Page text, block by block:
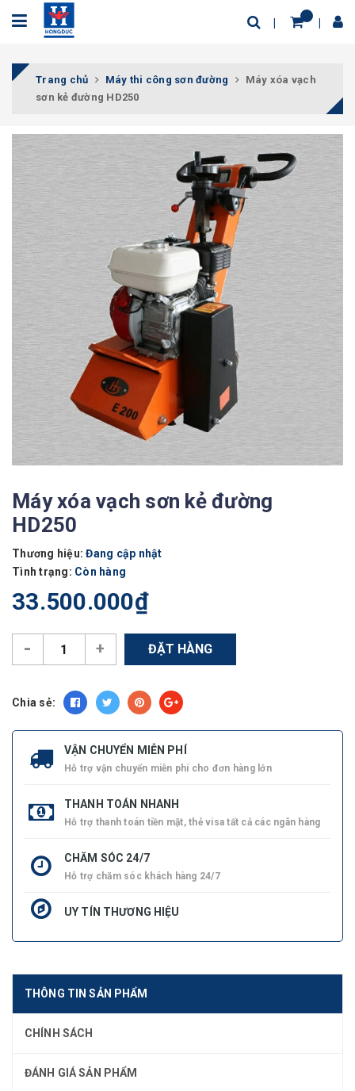
Trang chủ Máy thi công sơn đường
Máy xóa vạch
sơn kẻ đường HD250
Máy xóa vạch sơn kẻ đường
HD250
Thương hiệu: Đang cập nhật
Tình trạng: Còn hàng
33.500.000₫
- + ĐẶT HÀNG
Chia sẻ:
VẬN CHUYỂN MIỄN PHÍ
Hỗ trợ vận chuyển miễn phí cho đơn hàng lớn
THANH TOÁN NHANH
Hỗ trợ thanh toán tiền mặt, thẻ visa tất cả các ngân hàng
CHĂM SÓC 24/7
Hỗ trợ chăm sóc khách hàng 24/7
UY TÍN THƯƠNG HIỆU
THÔNG TIN SẢN PHẨM
CHÍNH SÁCH
ĐÁNH GIÁ SẢN PHẨM